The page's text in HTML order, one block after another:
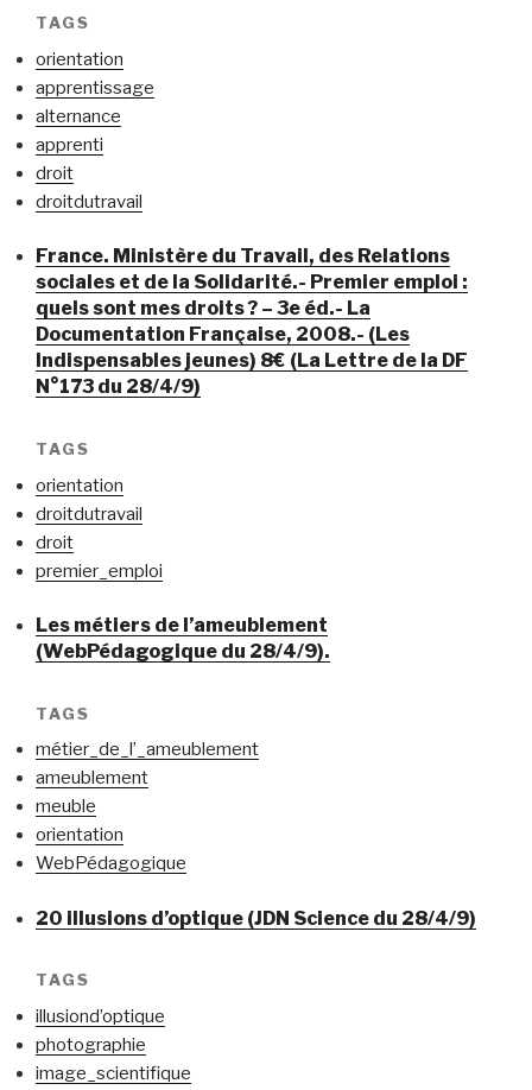
TAGS
orientation
apprentissage
alternance
apprenti
droit
droitdutravail
France. Ministère du Travail, des Relations
sociales et de la Solidarité.- Premier emploi :
quels sont mes droits ? – 3e éd.- La
Documentation Française, 2008.- (Les
Indispensables jeunes) 8€ (La Lettre de la DF
N°173 du 28/4/9)
TAGS
orientation
droitdutravail
droit
premier_emploi
Les métiers de l’ameublement
(WebPédagogique du 28/4/9).
TAGS
métier_de_l’_ameublement
ameublement
meuble
orientation
WebPédagogique
20 illusions d’optique (JDN Science du 28/4/9)
TAGS
illusiond’optique
photographie
image_scientifique